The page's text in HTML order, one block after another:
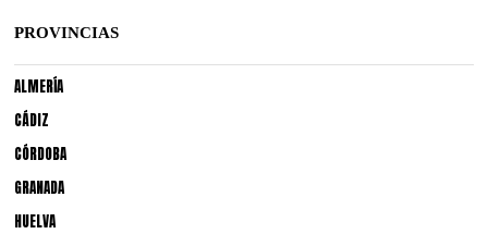
PROVINCIAS
ALMERÍA
CÁDIZ
CÓRDOBA
GRANADA
HUELVA